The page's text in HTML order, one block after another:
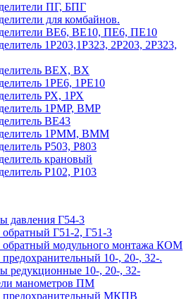
ПГ, БПГ
для комбайнов.
ВЕ6, ВЕ10, ПЕ6, ПЕ10
1Р203,1Р323, 2Р203, 2Р323,
ВЕХ, ВХ
1РЕ6, 1РЕ10
РХ, 1РХ
1РМР, ВМР
ВЕ43
1РММ, ВММ
Р503, Р803
крановый
Р102, Р103
давления Г54-3
обратный Г51-2, Г51-3
обратный модульного монтажа КОМ
10-, 20-, 32-.
редукционные 10-, 20-, 32-
манометров ПМ
предохранительный МКПВ